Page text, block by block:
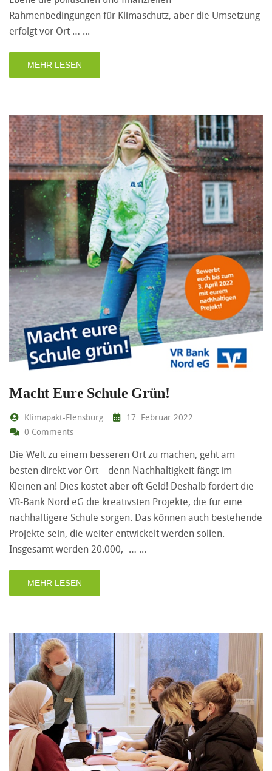
Rahmenbedingungen für Klimaschutz, aber die Umsetzung
erfolgt vor Ort …
MEHR LESEN
Macht Eure Schule Grün!
Klimapakt-Flensburg
17. Februar 2022
0 Comments
Die Welt zu einem besseren Ort zu machen, geht am
besten direkt vor Ort – denn Nachhaltigkeit fängt im
Kleinen an! Dies kostet aber oft Geld! Deshalb fördert die
VR-Bank Nord eG die kreativsten Projekte, die für eine
nachhaltigere Schule sorgen. Das können auch bestehende
Projekte sein, die weiter entwickelt werden sollen.
Insgesamt werden 20.000,- …
MEHR LESEN